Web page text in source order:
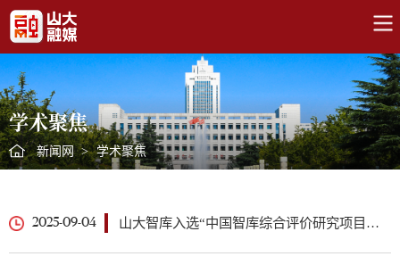
学术聚焦
新闻网 > 学术聚焦
山大智库入选“中国智库综合评价研究项目（2025）”AMI智库名单和中国智库参考案例名单
2025-09-04